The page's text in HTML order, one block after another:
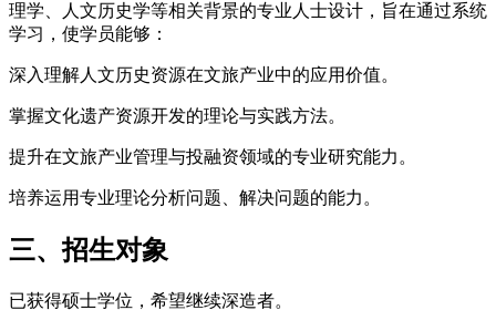
理学、人文历史学等相关背景的专业人士设计，旨在通过系统
学习，使学员能够：
深入理解人文历史资源在文旅产业中的应用价值。
掌握文化遗产资源开发的理论与实践方法。
提升在文旅产业管理与投融资领域的专业研究能力。
培养运用专业理论分析问题、解决问题的能力。
三、招生对象
已获得硕士学位，希望继续深造者。